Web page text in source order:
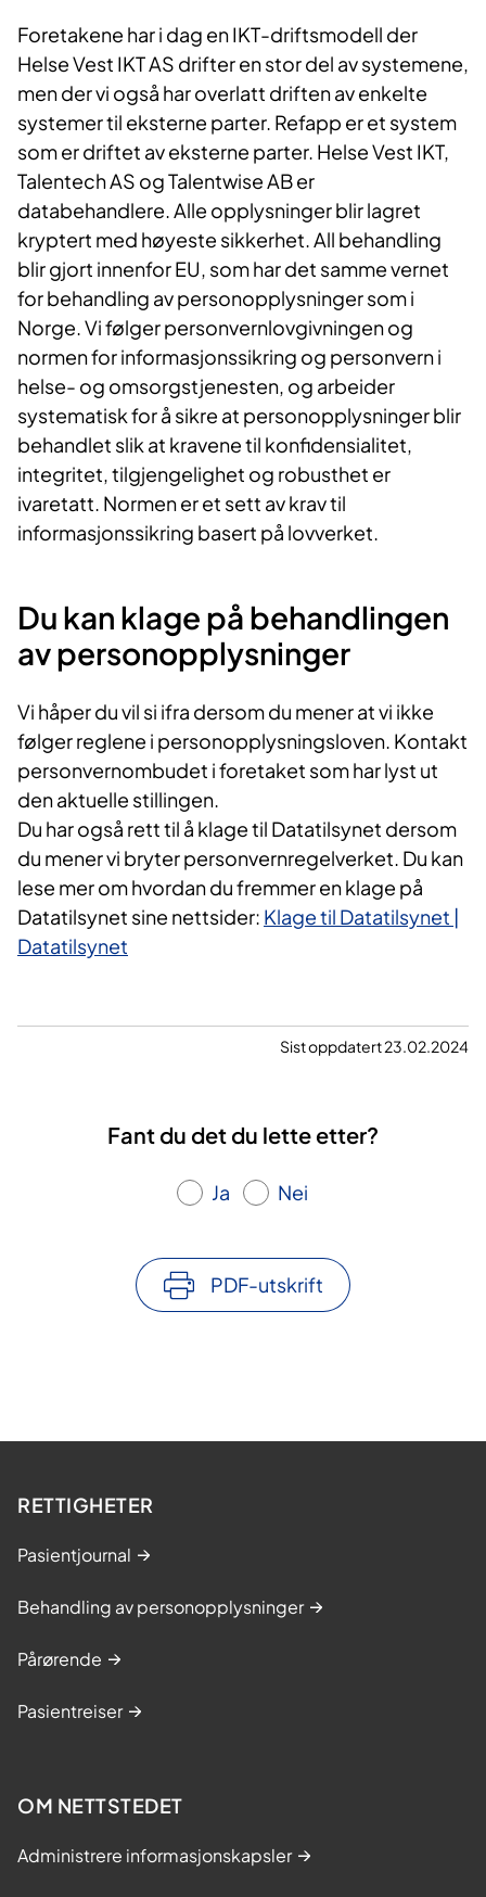
Foretakene har i dag en IKT-driftsmodell der
Helse Vest IKT AS drifter en stor del av systemene,
men der vi også har overlatt driften av enkelte
systemer til eksterne parter. Refapp er et system
som er driftet av eksterne parter. Helse Vest IKT,
Talentech AS og Talentwise AB er
databehandlere. Alle opplysninger blir lagret
kryptert med høyeste sikkerhet. All behandling
blir gjort innenfor EU, som har det samme vernet
for behandling av personopplysninger som i
Norge. Vi følger personvernlovgivningen og
normen for informasjonssikring og personvern i
helse- og omsorgstjenesten, og arbeider
systematisk for å sikre at personopplysninger blir
behandlet slik at kravene til konfidensialitet,
integritet, tilgjengelighet og robusthet er
ivaretatt. Normen er et sett av krav til
informasjonssikring basert på lovverket.
Du kan klage på behandlingen
av personopplysninger
Vi håper du vil si ifra dersom du mener at vi ikke
følger reglene i personopplysningsloven. Kontakt
personvernombudet i foretaket som har lyst ut
den aktuelle stillingen.
Du har også rett til å klage til Datatilsynet dersom
du mener vi bryter personvernregelverket. Du kan
lese mer om hvordan du fremmer en klage på
Datatilsynet sine nettsider: Klage til Datatilsynet |
Datatilsynet
Sist oppdatert 23.02.2024
Fant du det du lette etter?
Ja Nei
PDF-utskrift
RETTIGHETER
Pasientjournal
Behandling av personopplysninger
Pårørende
Pasientreiser
OM NETTSTEDET
Administrere informasjonskapsler